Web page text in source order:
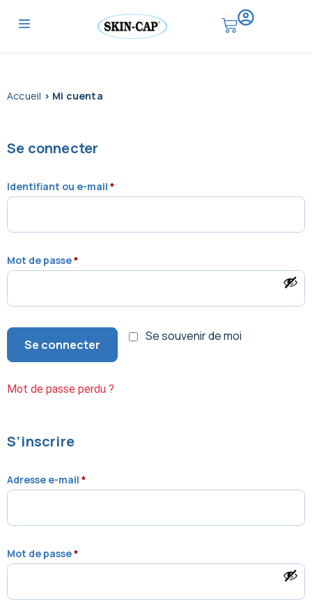
Accueil > Mi cuenta
Se connecter
Identifiant ou e-mail *
Mot de passe*
Se souvenir de moi
Se connecter
Mot de passe perdu ?
S’inscrire
Adresse e-mail *
Mot de passe*